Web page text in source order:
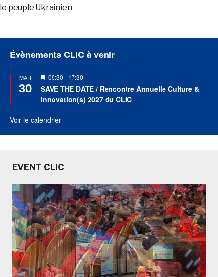
le peuple Ukrainien
Évènements CLIC à venir
MAR
30
Mis
en
avant
09:30 - 17:30
SAVE THE DATE / Rencontre Annuelle Culture &
Innovation(s) 2027 du CLIC
Voir le calendrier
EVENT CLIC